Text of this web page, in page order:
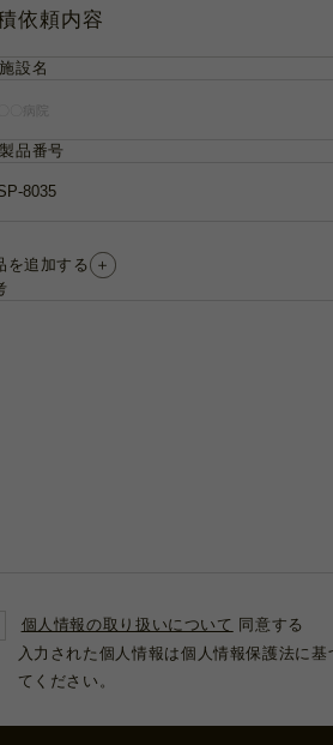
依頼内容
施設名
製品番号
を追加する ＋
個人情報の取り扱いについて 同意する
入力された個人情報は個人情報保護法に
てください。